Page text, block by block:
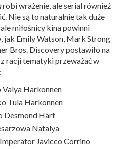
robi wrażenie, ale serial również
Nie są to naturalnie tak duże
miłośnicy kina powinni
Emily Watson, Mark Strong
Bros. Discovery postawiło na
racji tematyki przeważać w
Valya Harkonnen
Tula Harkonnen
Desmond Hart
Natalya
Javicco Corrino